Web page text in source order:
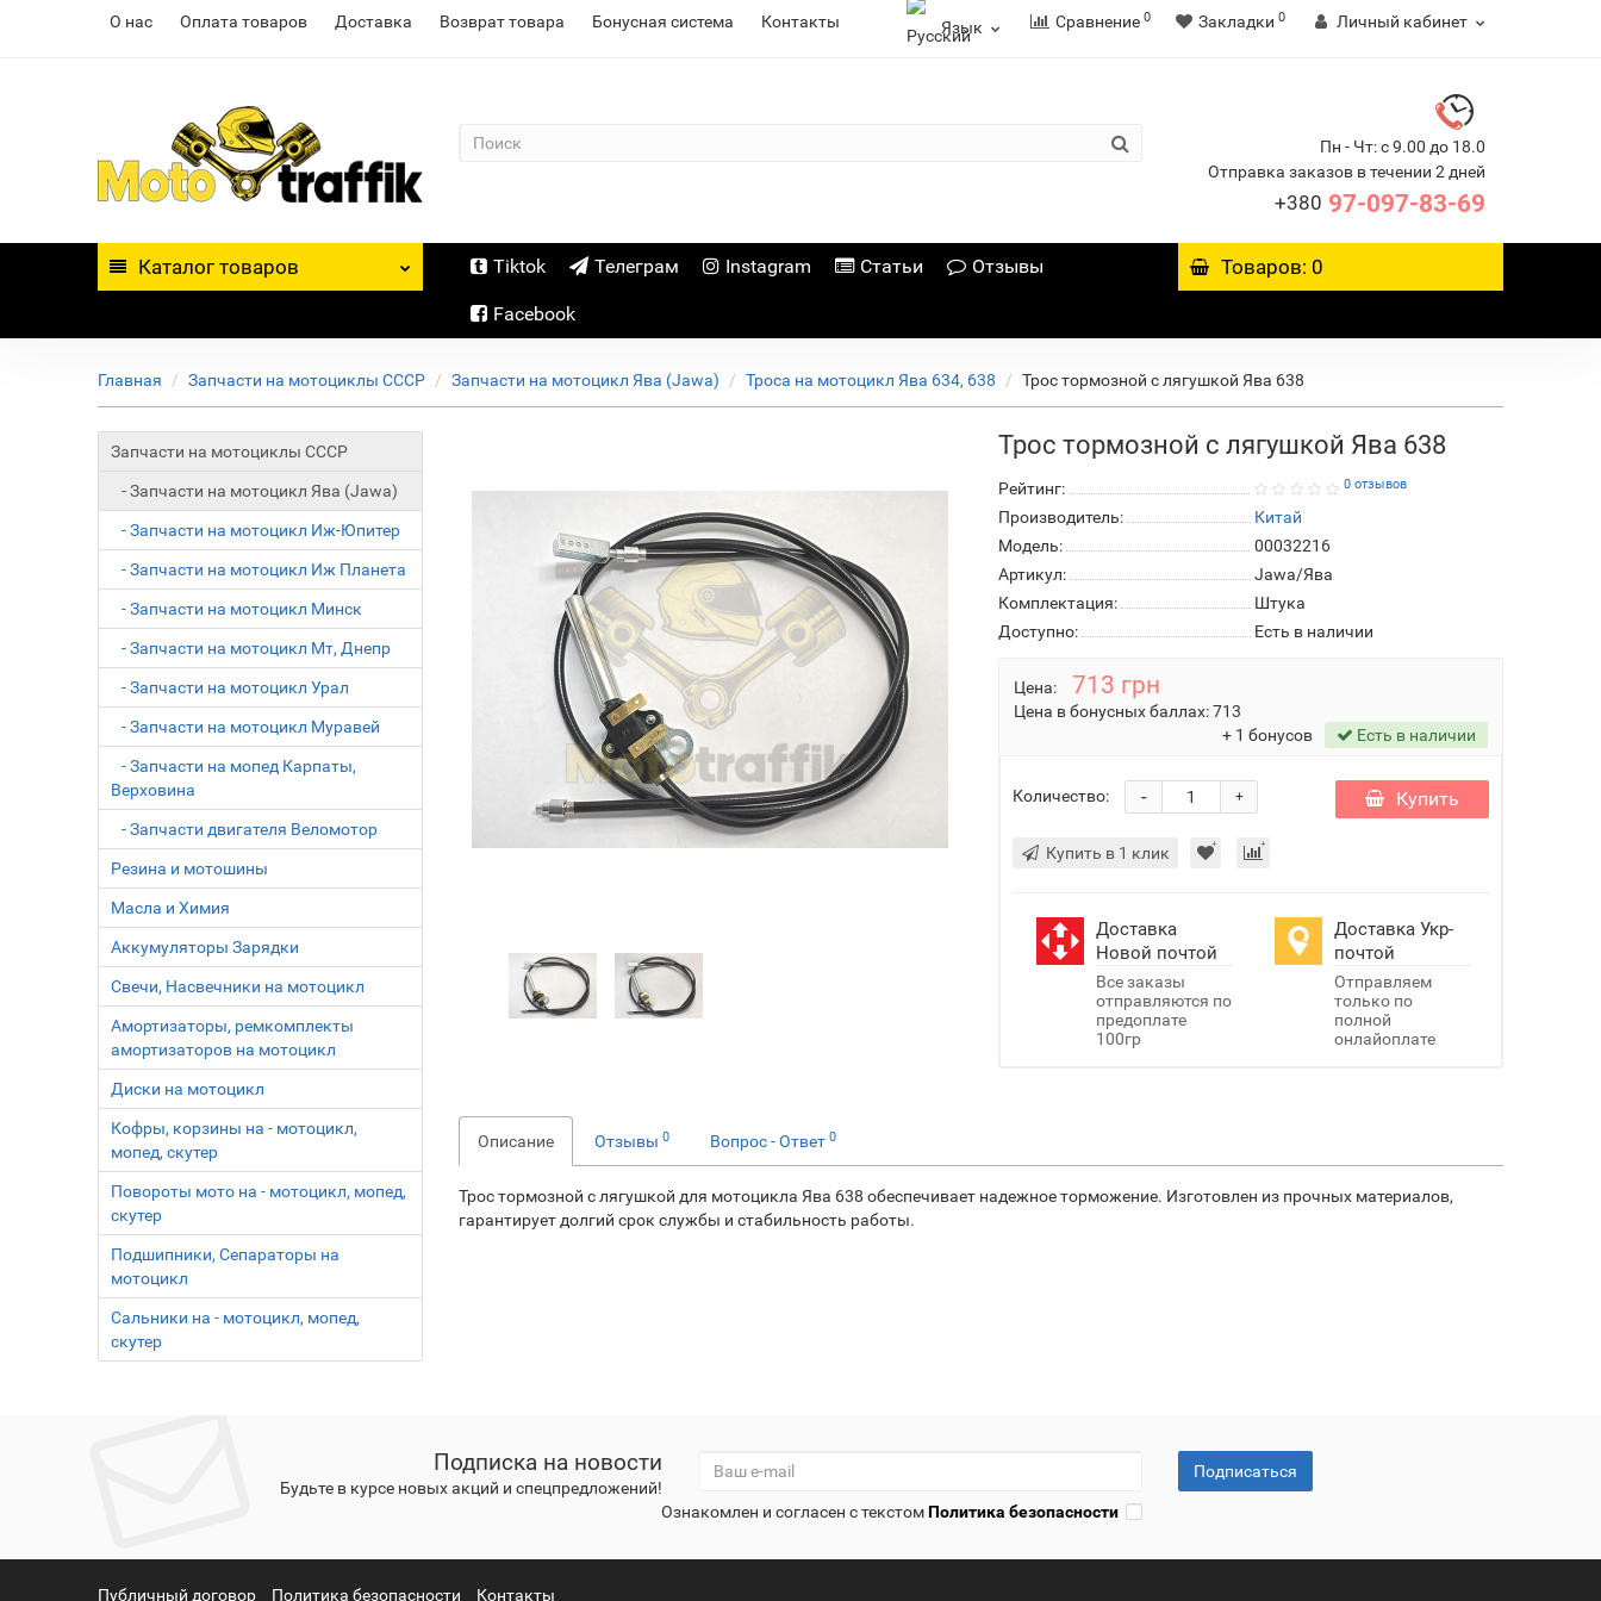
О нас Оплата товаров Доставка Возврат товара Бонусная система Контакты Язык Сравнение 0 Закладки 0 Личный кабинет
Пн - Чт: с 9.00 до 18.0
Отправка заказов в течении 2 дней
+380 97-097-83-69
Каталог товаров Tiktok Телеграм Instagram Статьи Отзывы
Facebook
Товаров: 0
Главная Запчасти на мотоциклы СССР Запчасти на мотоцикл Ява (Jawa) Троса на мотоцикл Ява 634, 638 Трос тормозной с лягушкой Ява 638
Запчасти на мотоциклы СССР
- Запчасти на мотоцикл Ява (Jawa)
- Запчасти на мотоцикл Иж-Юпитер
- Запчасти на мотоцикл Иж Планета
- Запчасти на мотоцикл Минск
- Запчасти на мотоцикл Мт, Днепр
- Запчасти на мотоцикл Урал
- Запчасти на мотоцикл Муравей
- Запчасти на мопед Карпаты,
Верховина
- Запчасти двигателя Веломотор
Резина и мотошины
Масла и Химия
Аккумуляторы Зарядки
Свечи, Насвечники на мотоцикл
Амортизаторы, ремкомплекты
амортизаторов на мотоцикл
Диски на мотоцикл
Кофры, корзины на - мотоцикл,
мопед, скутер
Повороты мото на - мотоцикл, мопед,
скутер
Подшипники, Сепараторы на
мотоцикл
Сальники на - мотоцикл, мопед,
скутер
Трос тормозной с лягушкой Ява 638
Рейтинг: 0 отзывов
Производитель:
Китай
Модель:
00032216
Артикул:
Jawa/Ява
Комплектация:
Штука
Доступно:
Есть в наличии
Цена: 713 грн
Цена в бонусных баллах:713
+ 1 бонусов
Есть в наличии
Количество: +
- Купить
Купить в 1 клик
Доставка
Новой почтой
Все заказы
отправляются по
предоплате
100гр
Доставка Укр-
почтой
Отправляем
только по
полной
онлайоплате
Описание Отзывы 0 Вопрос - Ответ 0
Трос тормозной с лягушкой для мотоцикла Ява 638 обеспечивает надежное торможение. Изготовлен из прочных материалов,
гарантирует долгий срок службы и стабильность работы.
Подписка на новости
Будьте в курсе новых акций и спецпредложений!
Подписаться
Ознакомлен и согласен с текстомПолитика безопасности
Публичный договор Политика безопасности Контакты